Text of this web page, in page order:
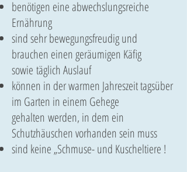
benötigen eine abwechslungsreiche
Ernährung
sind sehr bewegungsfreudig und
brauchen einen geräumigen Käfig
sowie täglich Auslauf
können in der warmen Jahreszeit tagsüber
im Garten in einem Gehege
gehalten werden, in dem ein
Schutzhäuschen vorhanden sein muss
sind keine „Schmuse- und Kuscheltiere !